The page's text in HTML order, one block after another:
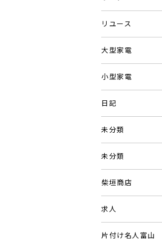
リユース
大型家電
小型家電
日記
未分類
未分類
柴垣商店
求人
片付け名人富山